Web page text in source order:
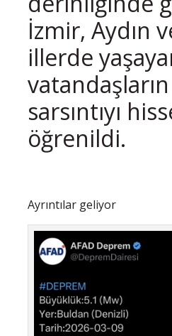
İzmir, Aydın
illerde
sarsıntıyı
öğrenildi.
Ayrıntılar geliyor